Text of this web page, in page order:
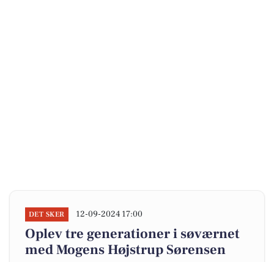
DET SKER 12-09-2024 17:00
Oplev tre generationer i søværnet
med Mogens Højstrup Sørensen